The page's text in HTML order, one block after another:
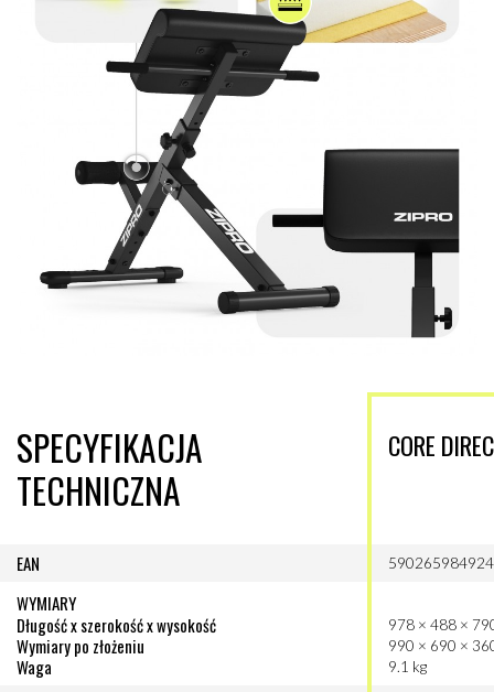
SPECYFIKACJA
TECHNICZNA
CORE
EAN
WYMIARY
Długość x szerokość x wysokość
Wymiary po złożeniu
Waga
978 × 488 ×
990 × 690 ×
9.1 kg